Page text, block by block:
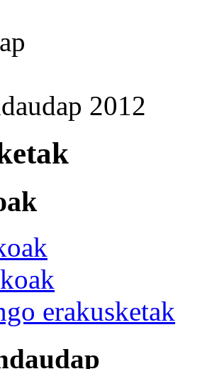
2012
erakusketak